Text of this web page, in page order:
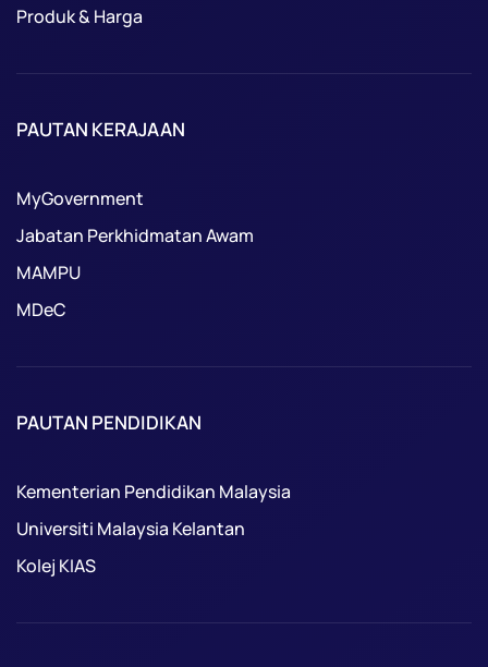
Produk & Harga
PAUTAN KERAJAAN
MyGovernment
Jabatan Perkhidmatan Awam
MAMPU
MDeC
PAUTAN PENDIDIKAN
Kementerian Pendidikan Malaysia
Universiti Malaysia Kelantan
Kolej KIAS